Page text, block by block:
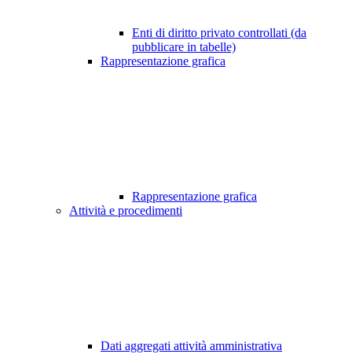
Enti di diritto privato controllati (da
pubblicare in tabelle)
Rappresentazione grafica
Rappresentazione grafica
Attività e procedimenti
Dati aggregati attività amministrativa